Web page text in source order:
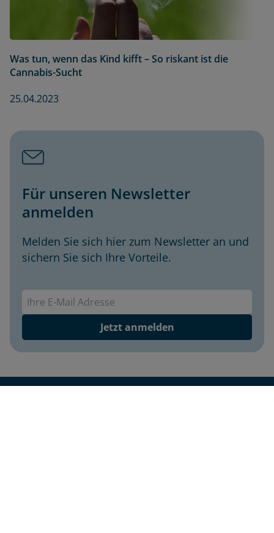
Was tun, wenn das Kind kifft – So riskant ist die
Cannabis-Sucht
25.04.2023
Für unseren Newsletter
anmelden
Melden Sie sich hier zum Newsletter an und
sichern Sie sich Ihre Vorteile.
Jetzt anmelden